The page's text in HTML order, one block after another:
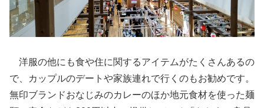
洋服の他にも食や住に関するアイテムがたくさんあるの
で、カップルのデートや家族連れで行くのもお勧めです。
無印ブランドおなじみのカレーのほか地元食材を使った麺